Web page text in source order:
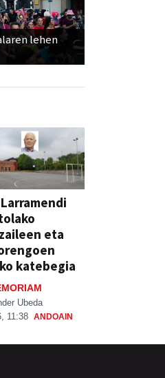
lehen
eta
katebegia
Ubeda
11:38 ANDOAIN